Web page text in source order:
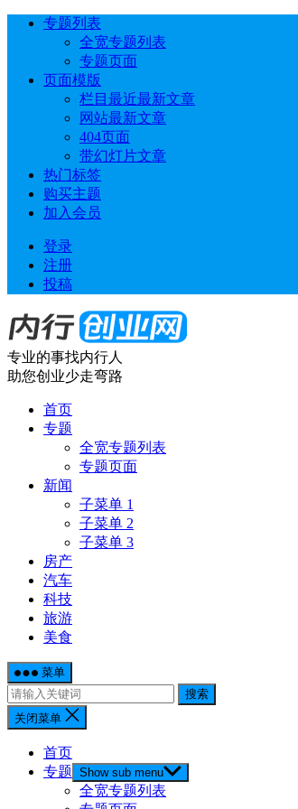
专题列表
全宽专题列表
专题页面
页面模版
栏目最近最新文章
网站最新文章
404页面
带幻灯片文章
热门标签
购买主题
加入会员
登录
注册
投稿
专业的事找内行人
助您创业少走弯路
首页
专题
全宽专题列表
专题页面
新闻
子菜单 1
子菜单 2
子菜单 3
房产
汽车
科技
旅游
美食
菜单
搜索
关闭菜单
首页
专题 Show sub menu
全宽专题列表